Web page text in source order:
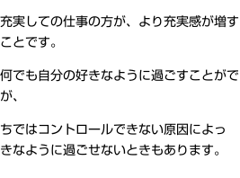
実しての仕事の方が、より充実感が増す
とです。
でも自分の好きなように過ごすことがで
、
ではコントロールできない原因によっ
なように過ごせないときもあります。